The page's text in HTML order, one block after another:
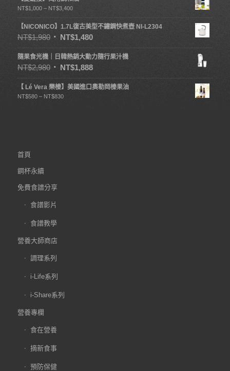
NT$1,000 – NT$3,400
【NICONICO】1.7L復古美型不鏽鋼快煮壺 NI-L2304
NT$1,980 NT$1,480
隨果食光機｜日韓熱銷大動力隨行果汁機
NT$2,980 NT$1,888
【 Lé Vera 樂榛】美國進口奧勒岡榛果油
NT$580 – NT$830
首頁
鋼杯永續
免費食譜分享
食譜影片
食譜教學
營養大師商店
調理系列
i-Life系列
i-Share系列
營養專欄
食在營養
摘新食事
預防保健